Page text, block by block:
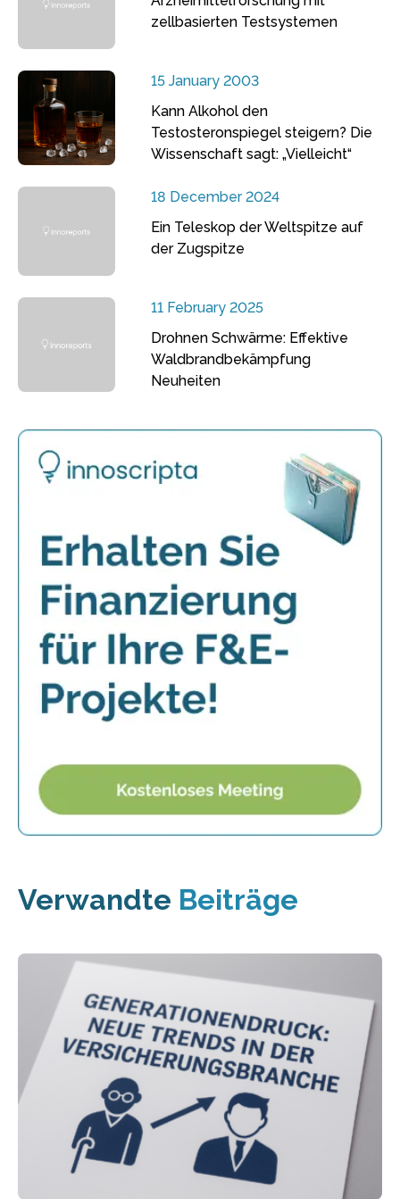
zellbasierten Testsystemen
15 January 2003
Kann Alkohol den
Testosteronspiegel steigern? Die
Wissenschaft sagt: „Vielleicht“
18 December 2024
Ein Teleskop der Weltspitze auf
der Zugspitze
11 February 2025
Drohnen Schwärme: Effektive
Waldbrandbekämpfung
Neuheiten
Verwandte Beiträge